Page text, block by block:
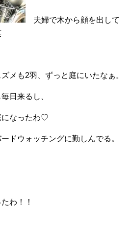
夫婦で木から顔を出して
メも2羽、ずっと庭にいたなぁ。
日来るし、
になったわ♡
ドウォッチングに勤しんでる。
わ！！